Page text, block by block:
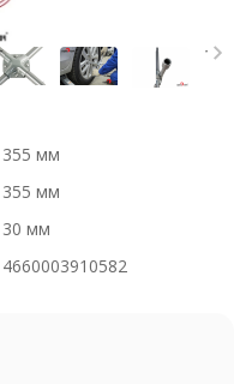
355 мм
355 мм
30 мм
4660003910582